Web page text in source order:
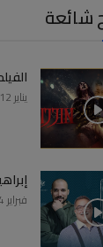
شائعة
يناير 12, 2024
فبراير 24, 2022